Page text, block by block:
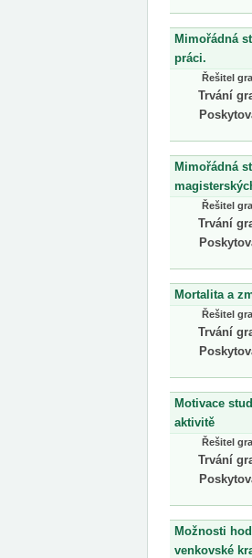
Mimořádná
práci.
Řešitel
Trvání
Mimořádná
Řešitel
Trvání
Mortalita a
Řešitel
Trvání
Motivace
aktivitě
Řešitel
Trvání
Možnosti
venkovské